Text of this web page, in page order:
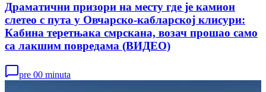
Драматични призори на месту где је камион
слетео с пута у Овчарско-кабларској клисури:
Кабина теретњака смрскана, возач прошао само
са лакшим повредама (ВИДЕО)
pre 00 minuta